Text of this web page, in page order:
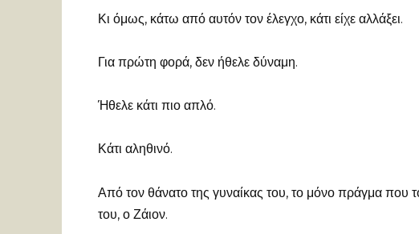
Κι όμως, κάτω από αυτόν τον έλεγχο, κάτι είχε αλλάξει.
Για πρώτη φορά, δεν ήθελε δύναμη.
Ήθελε κάτι πιο απλό.
Κάτι αληθινό.
Από τον θάνατο της γυναίκας του, το μόνο πράγμα που
του, ο Ζάιον.